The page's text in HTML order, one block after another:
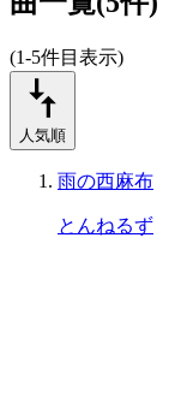
(1-5件目表示)
人気順
雨の西麻布
とんねるず